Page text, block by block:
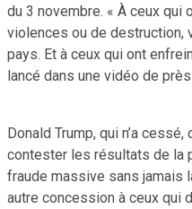
du 3 novembre. « À ceux
violences ou de destruction,
pays. Et à ceux qui ont
lancé dans une vidéo de
Donald Trump, qui n’a
contester les résultats de la
fraude massive sans jamais
autre concession à ceux qui